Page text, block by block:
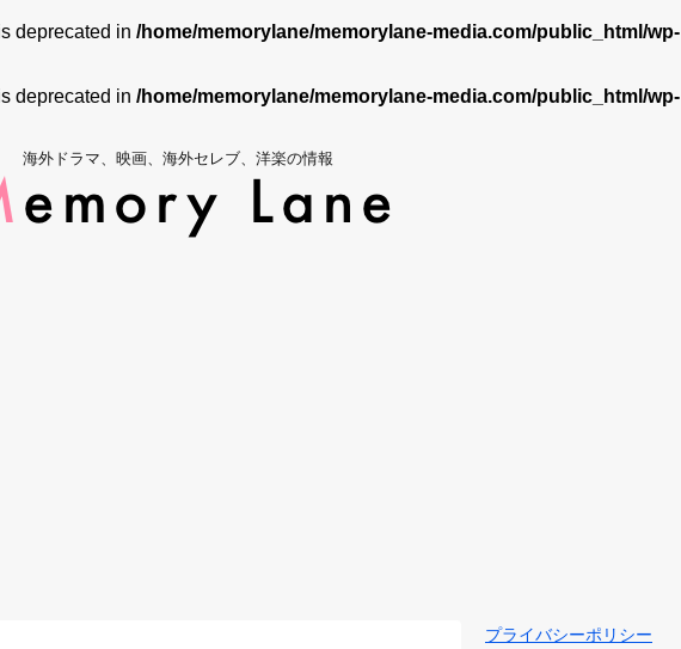
deprecated in /home/memorylane/memorylane-media.com/public_html/wp-
deprecated in /home/memorylane/memorylane-media.com/public_html/wp-
海外ドラマ、映画、海外セレブ、洋楽の情報
プライバシーポリシー